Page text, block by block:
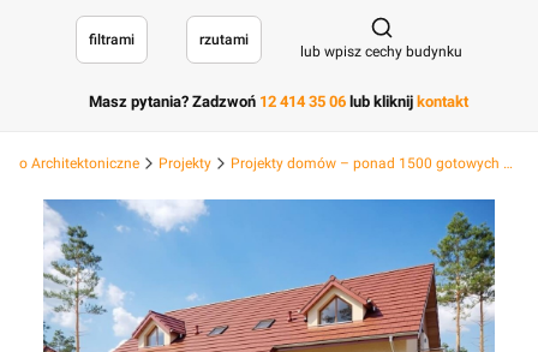
filtrami rzutami
Otwórz
lub wpisz cechy budynku
Masz pytania? Zadzwoń 12 414 35 06 lub kliknij kontakt
Architektoniczne Projekty Projekty domów – ponad 1500 gotowych projektów